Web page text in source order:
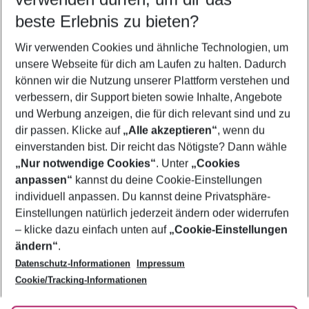
5-8 Nächte
2 Erwachsene Keine Kinder
Mehr Filter anzeigen
Footer
Footer navigation
Über uns
AGB
Bestpreisgarantie
Cookie-Einstellungen ändern
Cookie-Richtlinie
Agenturbetreuung
Barrierefreies Reisen
Folge uns
beste Erlebnis zu bieten?
Wir verwenden Cookies und ähnliche Technologien, um
unsere Webseite für dich am Laufen zu halten. Dadurch
können wir die Nutzung unserer Plattform verstehen und
verbessern, dir Support bieten sowie Inhalte, Angebote
und Werbung anzeigen, die für dich relevant sind und zu
dir passen. Klicke auf „Alle akzeptieren“, wenn du
einverstanden bist. Dir reicht das Nötigste? Dann wähle
„Nur notwendige Cookies“. Unter „Cookies
anpassen“ kannst du deine Cookie-Einstellungen
individuell anpassen. Du kannst deine Privatsphäre-
Einstellungen natürlich jederzeit ändern oder widerrufen
– klicke dazu einfach unten auf „Cookie-Einstellungen
ändern“.
Datenschutz-Informationen
Impressum
Cookie/Tracking-Informationen